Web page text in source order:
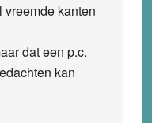
kanten
dat een p.c.
kan